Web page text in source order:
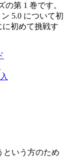
の第 1 巻です。
5.0 について初
に初めて挑戦す
という方のため